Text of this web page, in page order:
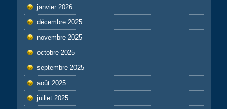
janvier 2026
décembre 2025
novembre 2025
octobre 2025
septembre 2025
août 2025
juillet 2025